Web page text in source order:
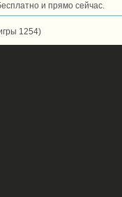
и прямо сейчас.
1254)